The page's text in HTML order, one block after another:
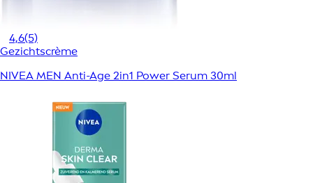
4,6(5)
Gezichtscrème
NIVEA MEN Anti-Age 2in1 Power Serum 30ml